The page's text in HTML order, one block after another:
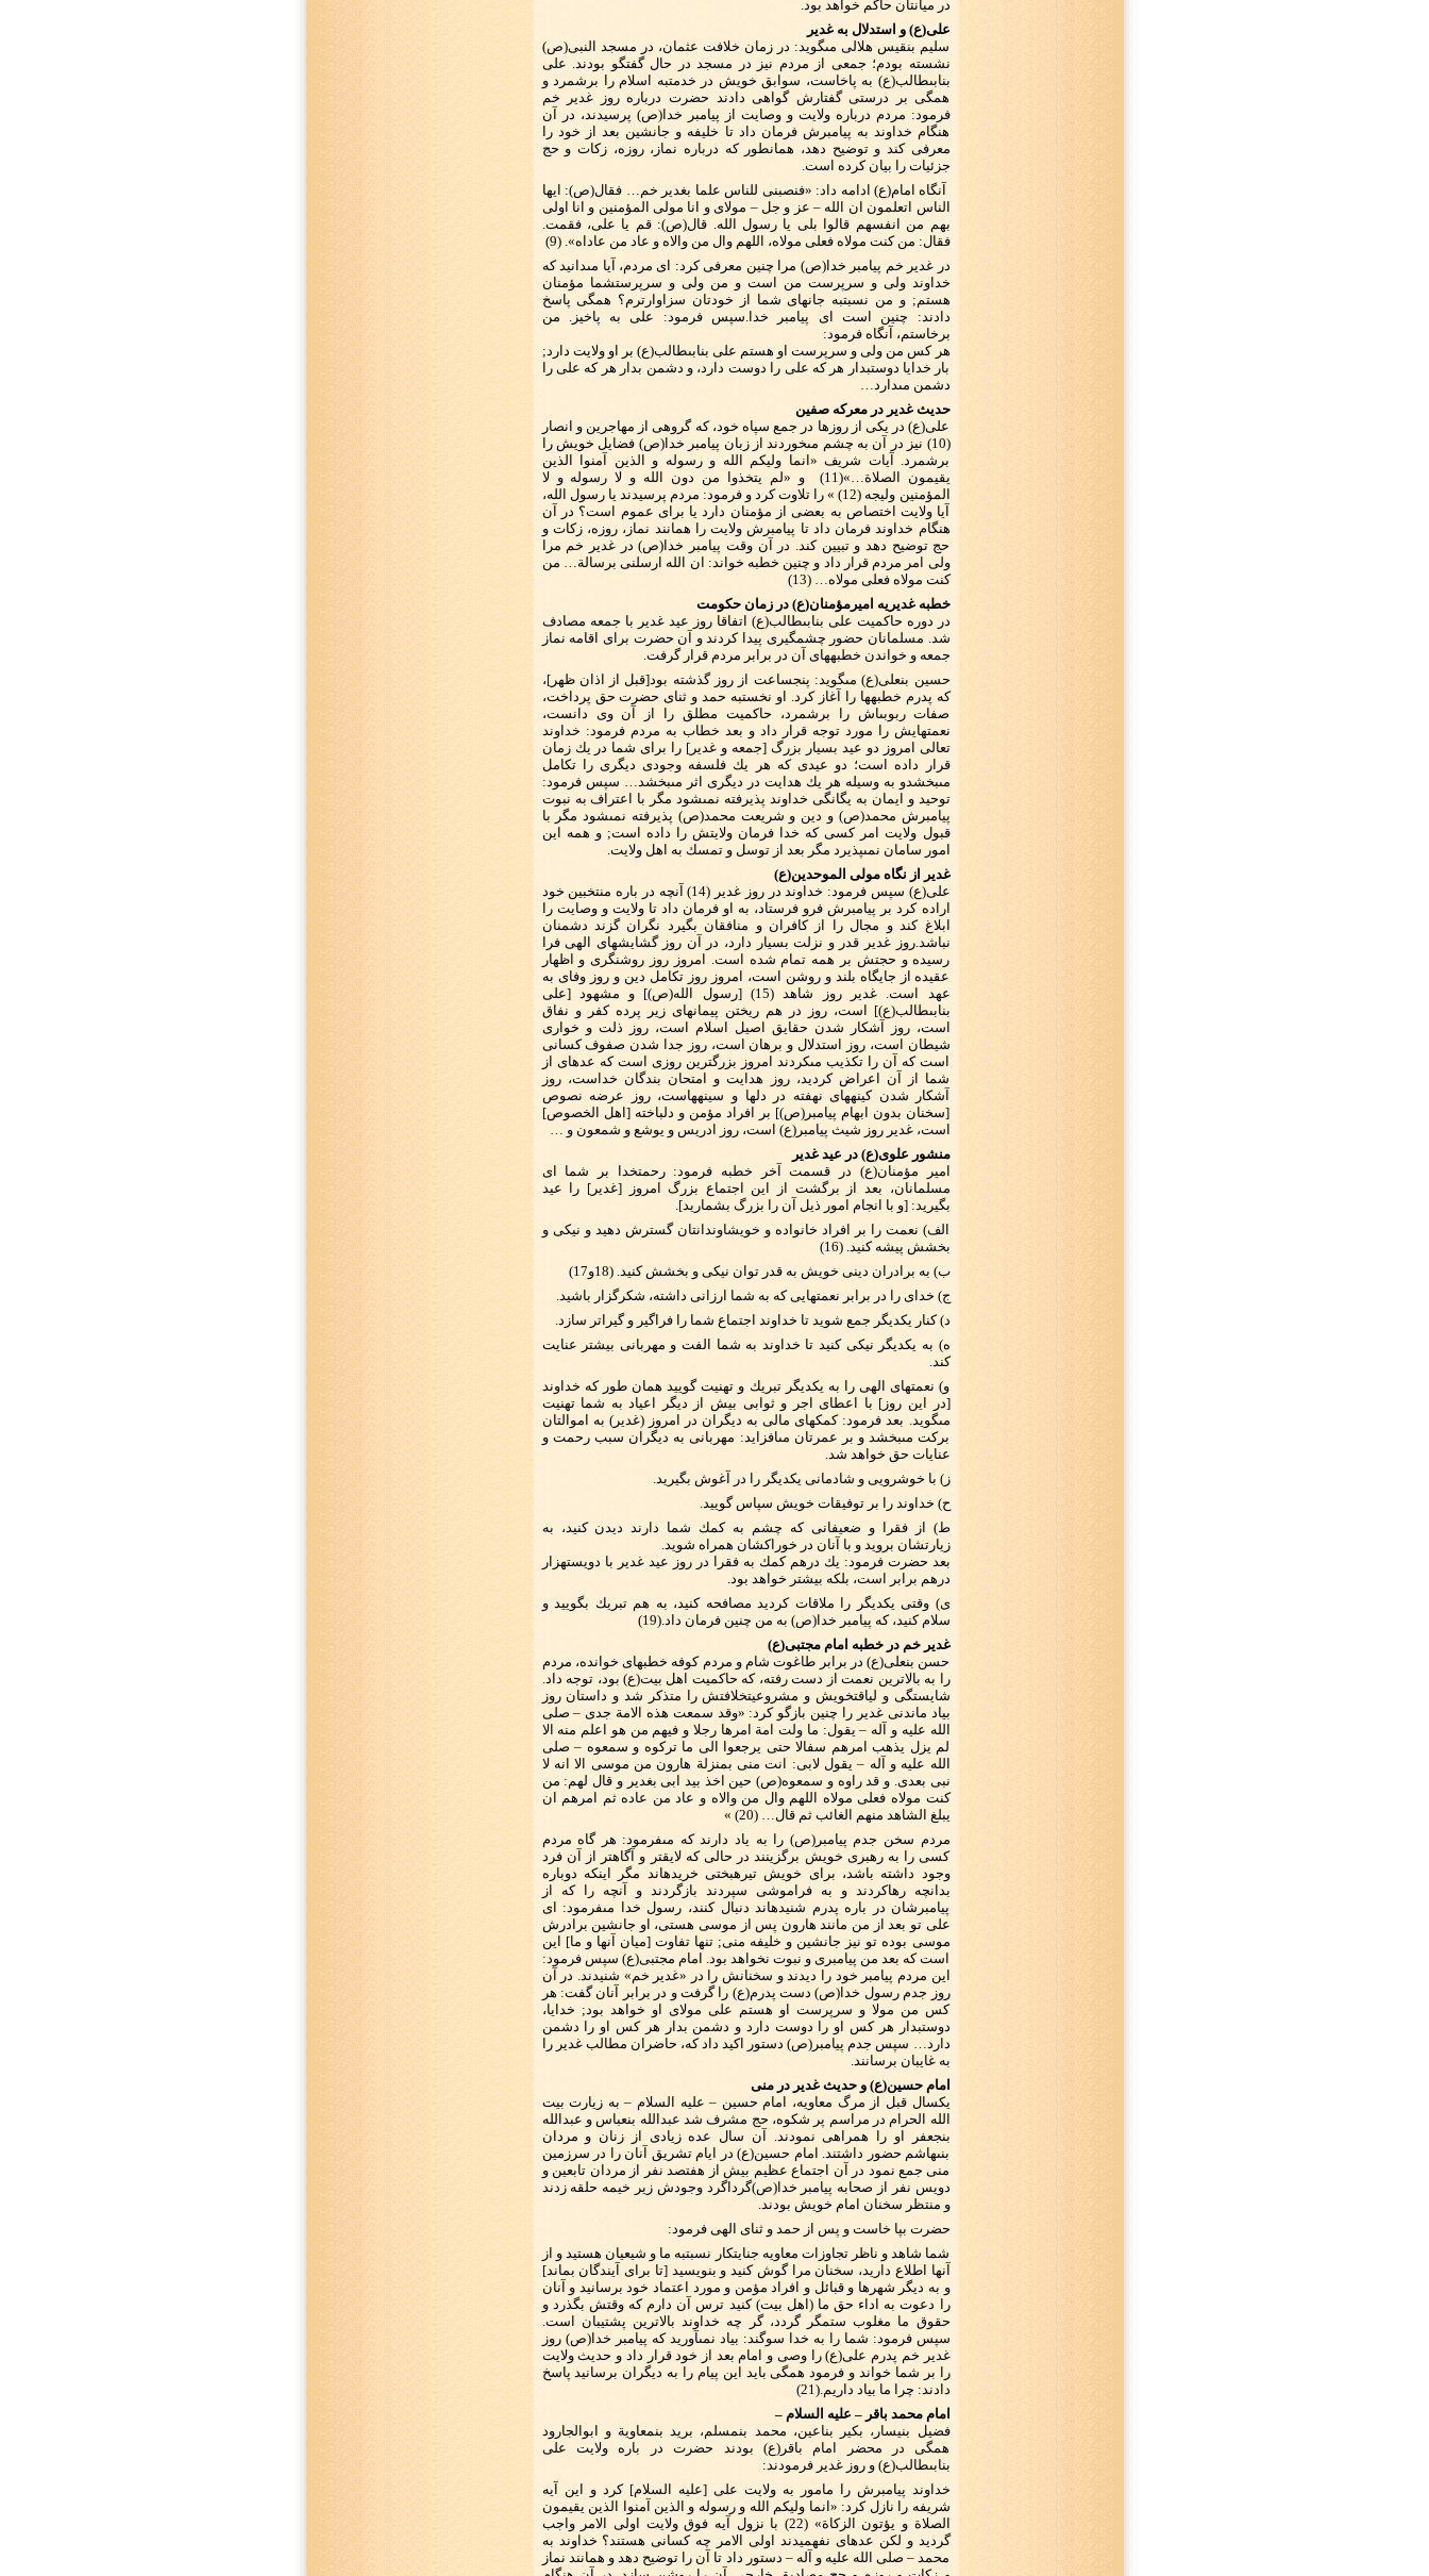
در ميانتان حاكم خواهد بود.
على(ع) و استدلال به غدير
سليم بن‏قيس هلالى مى‏گويد: در زمان خلافت عثمان، در مسجد النبى(ص)
نشسته بودم؛ جمعى از مردم نيز در مسجد در حال گفتگو بودند. على
بن‏ابى‏طالب(ع) به پاخاست، سوابق خويش در خدمت‏به اسلام را برشمرد و
همگى بر درستى گفتارش گواهى دادند حضرت درباره روز غدير خم
فرمود: مردم درباره ولايت و وصايت از پيامبر خدا(ص) پرسيدند، در آن
هنگام خداوند به پيامبرش فرمان داد تا خليفه و جانشين بعد از خود را
معرفى كند و توضيح دهد، همان‏طور كه درباره نماز، روزه، زكات و حج
جزئيات را بيان كرده است.
آنگاه امام(ع) ادامه داد: «فنصبنى للناس علما بغدير خم… فقال(ص): ايها
الناس اتعلمون ان الله – عز و جل – مولاى و انا مولى المؤمنين و انا اولى
بهم من انفسهم قالوا بلى يا رسول الله. قال(ص): قم يا على، فقمت.
فقال: من كنت مولاه فعلى مولاه، اللهم وال من والاه و عاد من عاداه‏». (9)
در غدير خم پيامبر خدا(ص) مرا چنين معرفى كرد: اى مردم، آيا مى‏دانيد كه
خداوند ولى و سرپرست من است و من ولى و سرپرست‏شما مؤمنان
هستم; و من نسبت‏به جانهاى شما از خودتان سزاوارترم؟ همگى پاسخ
دادند: چنين است اى پيامبر خدا.سپس فرمود: على به پاخيز. من
برخاستم، آنگاه فرمود:
هر كس من ولى و سرپرست او هستم على بن‏ابى‏طالب(ع) بر او ولايت دارد;
بار خدايا دوست‏بدار هر كه على را دوست دارد، و دشمن بدار هر كه على را
دشمن مى‏دارد…
حديث غدير در معركه صفين
على(ع) در يكى از روزها در جمع سپاه خود، كه گروهى از مهاجرين و انصار
(10) نيز در آن به چشم مى‏خوردند از زبان پيامبر خدا(ص) فضايل خويش را
برشمرد. آيات شريف «انما وليكم الله و رسوله و الذين آمنوا الذين
يقيمون الصلاة…»(11) و «لم يتخذوا من دون الله و لا رسوله و لا
المؤمنين وليجه (12) » را تلاوت كرد و فرمود: مردم پرسيدند يا رسول الله،
آيا ولايت اختصاص به بعضى از مؤمنان دارد يا براى عموم است؟ در آن
هنگام خداوند فرمان داد تا پيامبرش ولايت را همانند نماز، روزه، زكات و
حج توضيح دهد و تبيين كند. در آن وقت پيامبر خدا(ص) در غدير خم مرا
ولى امر مردم قرار داد و چنين خطبه خواند: ان الله ارسلنى برسالة… من
كنت مولاه فعلى مولاه… (13)
خطبه غديريه اميرمؤمنان(ع) در زمان حكومت
در دوره حاكميت على بن‏ابى‏طالب(ع) اتفاقا روز عيد غدير با جمعه مصادف
شد. مسلمانان حضور چشم‏گيرى پيدا كردند و آن حضرت براى اقامه نماز
جمعه و خواندن خطبه‏هاى آن در برابر مردم قرار گرفت.
حسين بن‏على(ع) مى‏گويد: پنج‏ساعت از روز گذشته بود[قبل از اذان ظهر]،
كه پدرم خطبه‏ها را آغاز كرد. او نخست‏به حمد و ثناى حضرت حق پرداخت،
صفات ربوبى‏اش را برشمرد، حاكميت مطلق را از آن وى دانست،
نعمت‏هايش را مورد توجه قرار داد و بعد خطاب به مردم فرمود: خداوند
تعالى امروز دو عيد بسيار بزرگ [جمعه و غدير] را براى شما در يك زمان
قرار داده است؛ دو عيدى كه هر يك فلسفه وجودى ديگرى را تكامل
مى‏بخشدو به وسيله هر يك هدايت در ديگرى اثر مى‏بخشد… سپس فرمود:
توحيد و ايمان به يگانگى خداوند پذيرفته نمى‏شود مگر با اعتراف به نبوت
پيامبرش محمد(ص) و دين و شريعت محمد(ص) پذيرفته نمى‏شود مگر با
قبول ولايت امر كسى كه خدا فرمان ولايتش را داده است; و همه اين
امور سامان نمى‏پذيرد مگر بعد از توسل و تمسك به اهل ولايت.
غدير از نگاه مولى الموحدين(ع)
على(ع) سپس فرمود: خداوند در روز غدير (14) آنچه در باره منتخبين خود
اراده كرد بر پيامبرش فرو فرستاد، به او فرمان داد تا ولايت و وصايت را
ابلاغ كند و مجال را از كافران و منافقان بگيرد نگران گزند دشمنان
نباشد.روز غدير قدر و نزلت ‏بسيار دارد، در آن روز گشايشهاى الهى فرا
رسيده و حجتش بر همه تمام شده است. امروز روز روشنگرى و اظهار
عقيده از جايگاه بلند و روشن است، امروز روز تكامل دين و روز وفاى به
عهد است. غدير روز شاهد (15) [رسول الله(ص)] و مشهود [على
بن‏ابى‏طالب(ع)] است، روز در هم ريختن پيمانهاى زير پرده كفر و نفاق
است، روز آشكار شدن حقايق اصيل اسلام است، روز ذلت و خوارى
شيطان است، روز استدلال و برهان است، روز جدا شدن صفوف كسانى
است كه آن را تكذيب مى‏كردند امروز بزرگترين روزى است كه عده‏اى از
شما از آن اعراض كرديد، روز هدايت و امتحان بندگان خداست، روز
آشكار شدن كينه‏هاى نهفته در دلها و سينه‏هاست، روز عرضه نصوص
[سخنان بدون ابهام پيامبر(ص)] بر افراد مؤمن و دلباخته [اهل الخصوص]
است، غدير روز شيث پيامبر(ع) است، روز ادريس و يوشع و شمعون و …
منشور علوى(ع) در عيد غدير
امير مؤمنان(ع) در قسمت آخر خطبه فرمود: رحمت‏خدا بر شما اى
مسلمانان، بعد از برگشت از اين اجتماع بزرگ امروز [غدير] را عيد
بگيريد: [و با انجام امور ذيل آن را بزرگ بشماريد].
الف) نعمت را بر افراد خانواده و خويشاوندانتان گسترش دهيد و نيكى و
بخشش پيشه كنيد. (16)
ب) به برادران دينى خويش به قدر توان نيكى و بخشش كنيد. (18و17)
ج) خداى را در برابر نعمتهايى كه به شما ارزانى داشته، شكرگزار باشيد.
د) كنار يكديگر جمع شويد تا خداوند اجتماع شما را فراگير و گيراتر سازد.
ه) به يكديگر نيكى كنيد تا خداوند به شما الفت و مهربانى بيشتر عنايت
كند.
و) نعمت‏هاى الهى را به يكديگر تبريك و تهنيت گوييد همان طور كه خداوند
[در اين روز] با اعطاى اجر و ثوابى بيش از ديگر اعياد به شما تهنيت
مى‏گويد. بعد فرمود: كمك‏هاى مالى به ديگران در امروز (غدير) به اموالتان
بركت مى‏بخشد و بر عمرتان مى‏افزايد: مهربانى به ديگران سبب رحمت و
عنايات حق خواهد شد.
ز) با خوش‏رويى و شادمانى يكديگر را در آغوش بگيريد.
ح) خداوند را بر توفيقات خويش سپاس گوييد.
ط) از فقرا و ضعيفانى كه چشم به كمك شما دارند ديدن كنيد، به
زيارتشان برويد و با آنان در خوراكشان همراه شويد.
بعد حضرت فرمود: يك درهم كمك به فقرا در روز عيد غدير با دويست‏هزار
درهم برابر است، بلكه بيشتر خواهد بود.
ى) وقتى يكديگر را ملاقات كرديد مصافحه كنيد، به هم تبريك بگوييد و
سلام كنيد، كه پيامبر خدا(ص) به من چنين فرمان داد.(19)
غدير خم در خطبه امام مجتبى(ع)
حسن بن‏على(ع) در برابر طاغوت شام و مردم كوفه خطبه‏اى خوانده، مردم
را به بالاترين نعمت از دست رفته، كه حاكميت اهل بيت(ع) بود، توجه داد.
شايستگى و لياقت‏خويش و مشروعيت‏خلافتش را متذكر شد و داستان روز
بياد ماندنى غدير را چنين بازگو كرد: «وقد سمعت هذه الامة جدى – صلى
الله عليه و آله – يقول: ما ولت امة امرها رجلا و فيهم من هو اعلم منه الا
لم يزل يذهب امرهم سفالا حتى يرجعوا الى ما تركوه و سمعوه – صلى
الله عليه و آله – يقول لابى: انت منى بمنزلة هارون من موسى الا انه لا
نبى بعدى. و قد راوه و سمعوه(ص) حين اخذ بيد ابى بغدير و قال لهم: من
كنت مولاه فعلى مولاه اللهم وال من والاه و عاد من عاده ثم امرهم ان
يبلغ الشاهد منهم الغائب ثم قال… (20) »
مردم سخن جدم پيامبر(ص) را به ياد دارند كه مى‏فرمود: هر گاه مردم
كسى را به رهبرى خويش برگزينند در حالى كه لايقتر و آگاهتر از آن فرد
وجود داشته باشد، براى خويش تيره‏بختى خريده‏اند مگر اينكه دوباره
بدانچه رهاكردند و به فراموشى سپردند بازگردند و آنچه را كه از
پيامبرشان در باره پدرم شنيده‏اند دنبال كنند، رسول خدا مى‏فرمود: اى
على تو بعد از من مانند هارون پس از موسى هستى، او جانشين برادرش
موسى بوده تو نيز جانشين و خليفه منى; تنها تفاوت [ميان آنها و ما] اين
است كه بعد من پيامبرى و نبوت نخواهد بود. امام مجتبى(ع) سپس فرمود:
اين مردم پيامبر خود را ديدند و سخنانش را در «غدير خم‏» شنيدند. در آن
روز جدم رسول خدا(ص) دست پدرم(ع) را گرفت و در برابر آنان گفت: هر
كس من مولا و سرپرست او هستم على مولاى او خواهد بود; خدايا،
دوست‏بدار هر كس او را دوست دارد و دشمن بدار هر كس او را دشمن
دارد… سپس جدم پيامبر(ص) دستور اكيد داد كه، حاضران مطالب غدير را
به غايبان برسانند.
امام حسين(ع) و حديث غدير در منى
يكسال قبل از مرگ معاويه، امام حسين – عليه السلام – به زيارت بيت
الله الحرام در مراسم پر شكوه، حج مشرف شد عبدالله بن‏عباس و عبدالله
بن‏جعفر او را همراهى نمودند. آن سال عده زيادى از زنان و مردان
بنى‏هاشم حضور داشتند. امام حسين(ع) در ايام تشريق آنان را در سرزمين
منى جمع نمود در آن اجتماع عظيم بيش از هفتصد نفر از مردان تابعين و
دويس نفر از صحابه پيامبر خدا(ص)گرداگرد وجودش زير خيمه حلقه زدند
و منتظر سخنان امام خويش بودند.
حضرت بپا خاست و پس از حمد و ثناى الهى فرمود:
شما شاهد و ناظر تجاوزات معاويه جنايتكار نسبت‏به ما و شيعيان هستيد و از
آنها اطلاع داريد، سخنان مرا گوش كنيد و بنويسيد [تا براى آيندگان بماند]
و به ديگر شهرها و قبائل و افراد مؤمن و مورد اعتماد خود برسانيد و آنان
را دعوت به اداء حق ما (اهل بيت) كنيد ترس آن دارم كه وقتش بگذرد و
حقوق ما مغلوب ستمگر گردد، گر چه خداوند بالاترين پشتيبان است.
سپس فرمود: شما را به خدا سوگند: بياد نمى‏آوريد كه پيامبر خدا(ص) روز
غدير خم پدرم على(ع) را وصى و امام بعد از خود قرار داد و حديث ولايت
را بر شما خواند و فرمود همگى بايد اين پيام را به ديگران برسانيد پاسخ
دادند: چرا ما بياد داريم.(21)
امام محمد باقر – عليه السلام –
فضيل بن‏يسار، بكير بن‏اعين، محمد بن‏مسلم، بريد بن‏معاوية و ابوالجارود
همگى در محضر امام باقر(ع) بودند حضرت در باره ولايت على
بن‏ابى‏طالب(ع) و روز غدير فرمودند:
خداوند پيامبرش را مامور به ولايت على [عليه السلام] كرد و اين آيه
شريفه را نازل كرد: «انما وليكم الله و رسوله و الذين آمنوا الذين يقيمون
الصلاة و يؤتون الزكاة‏» (22) با نزول آيه فوق ولايت اولى الامر واجب
گرديد و لكن عده‏اى نفهميدند اولى الامر چه كسانى هستند؟ خداوند به
محمد – صلى الله عليه و آله – دستور داد تا آن را توضيح دهد و همانند نماز